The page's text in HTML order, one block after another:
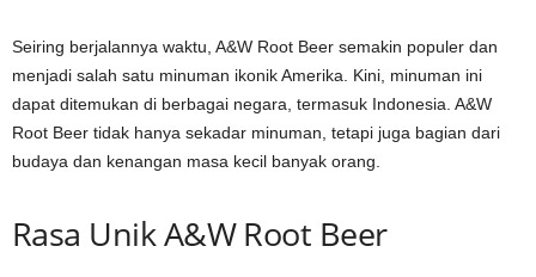
Seiring berjalannya waktu, A&W Root Beer semakin populer dan
menjadi salah satu minuman ikonik Amerika. Kini, minuman ini
dapat ditemukan di berbagai negara, termasuk Indonesia. A&W
Root Beer tidak hanya sekadar minuman, tetapi juga bagian dari
budaya dan kenangan masa kecil banyak orang.
Rasa Unik A&W Root Beer